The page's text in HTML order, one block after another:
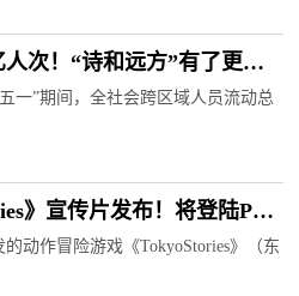
次！“诗和远方”有了更多
一”期间，全社会跨区域人员流动总
》宣传片发布！将登陆PC
的动作冒险游戏《TokyoStories》（东